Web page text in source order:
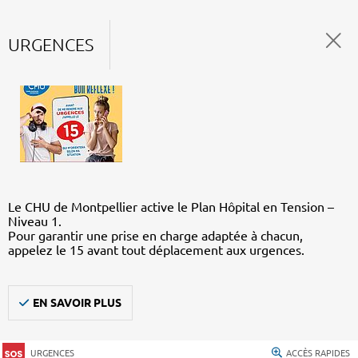
URGENCES
Le CHU de Montpellier active le Plan Hôpital en Tension –
Niveau 1.
Pour garantir une prise en charge adaptée à chacun,
appelez le 15 avant tout déplacement aux urgences.
EN SAVOIR PLUS
URGENCES ACCÈS RAPIDES